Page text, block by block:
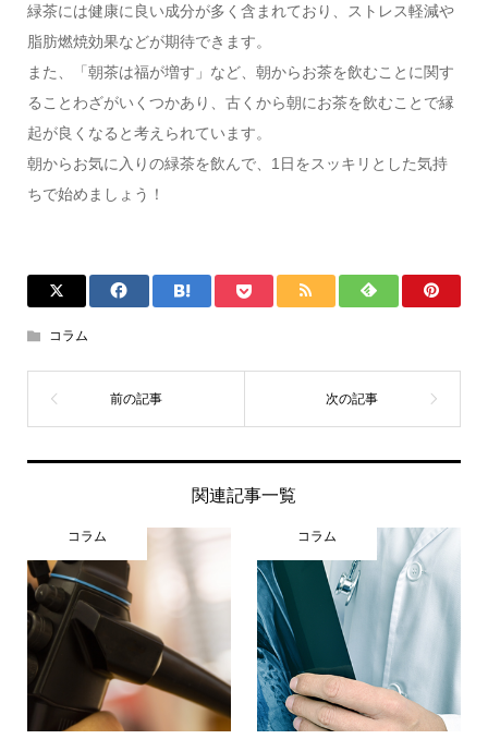
緑茶には健康に良い成分が多く含まれており、ストレス軽減や
脂肪燃焼効果などが期待できます。
また、「朝茶は福が増す」など、朝からお茶を飲むことに関す
ることわざがいくつかあり、古くから朝にお茶を飲むことで縁
起が良くなると考えられています。
朝からお気に入りの緑茶を飲んで、1日をスッキリとした気持
ちで始めましょう！
コラム
関連記事一覧
コラム コラム